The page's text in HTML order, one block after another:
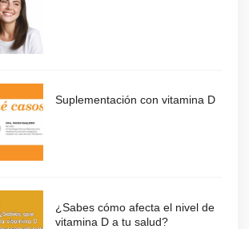
Suplementación con vitamina D
¿Sabes cómo afecta el nivel de
vitamina D a tu salud?